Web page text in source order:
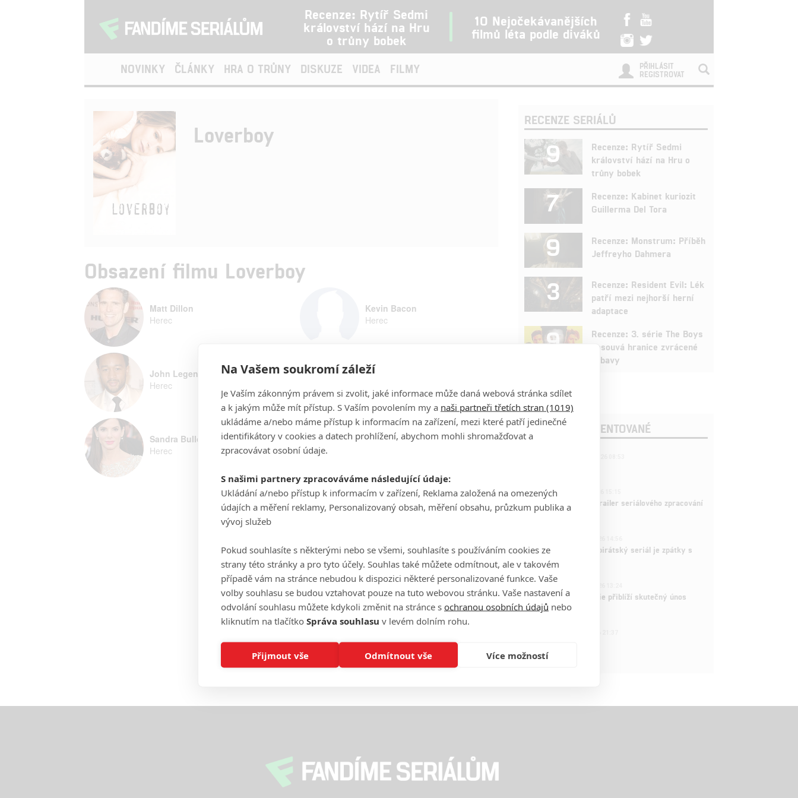
Recenze: Rytíř Sedmi
království hází na Hru
o trůny bobek
10 Nejočekávanějších
filmů léta podle diváků
NOVINKY ČLÁNKY HRA O TRŮNY DISKUZE VIDEA FILMY
PŘIHLÁSIT
REGISTROVAT
Loverboy
Obsazení filmu Loverboy
Matt Dillon
Herec
Kevin Bacon
Herec
John Legend
Herec
Oliver Platt
Sandra Bullock
Herec
RECENZE SERIÁLŮ
9
Recenze: Rytíř Sedmi
království hází na Hru o
trůny bobek
7
Recenze: Kabinet kuriozit
Guillerma Del Tora
9
Recenze: Monstrum: Příběh
Jeffreyho Dahmera
3
Recenze: Resident Evil: Lék
patří mezi nejhorší herní
adaptace
9
Recenze: 3. série The Boys
posouvá hranice zvrácené
zábavy
POSLEDNÍ KOMENTOVANÉ
1ČLÁNEK | 26.03.2026 15:15
Harry Potter: První trailer seriálového zpracování
je venku
One Piece: Oblíbený pirátský seriál je zpátky s
novými epizodami
2
Nová dramatická série přiblíží skutečný únos
letadla teroristy
Na Vašem soukromí záleží
Je Vaším zákonným právem si zvolit, jaké informace může daná webová stránka sdílet
a k jakým může mít přístup. S Vaším povolením my a naši partneři třetích stran (1019)
ukládáme a/nebo máme přístup k informacím na zařízení, mezi které patří jedinečné
identifikátory v cookies a datech prohlížení, abychom mohli shromažďovat a
zpracovávat osobní údaje.
S našimi partnery zpracováváme následující údaje:
Ukládání a/nebo přístup k informacím v zařízení, Reklama založená na omezených
údajích a měření reklamy, Personalizovaný obsah, měření obsahu, průzkum publika a
vývoj služeb
Pokud souhlasíte s některými nebo se všemi, souhlasíte s používáním cookies ze
strany této stránky a pro tyto účely. Souhlas také můžete odmítnout, ale v takovém
případě vám na stránce nebudou k dispozici některé personalizované funkce. Vaše
volby souhlasu se budou vztahovat pouze na tuto webovou stránku. Vaše nastavení a
odvolání souhlasu můžete kdykoli změnit na stránce s ochranou osobních údajů nebo
kliknutím na tlačítko Správa souhlasu v levém dolním rohu.
Přijmout vše Odmítnout vše Více možností